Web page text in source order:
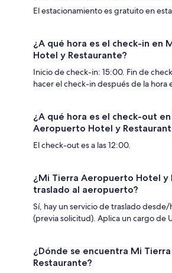
El estacionamiento es gratuito en
¿A qué hora es el check-in en
Hotel y Restaurante?
Inicio de check-in: 15:00. Fin de
hacer el check-in después de la hora
¿A qué hora es el check-out
Aeropuerto Hotel y
El check-out es a las 12:00.
¿Mi Tierra Aeropuerto Hotel y
traslado al aeropuerto?
Sí, hay un servicio de traslado
(previa solicitud). Aplica un cargo de
¿Dónde se encuentra Mi
Restaurante?